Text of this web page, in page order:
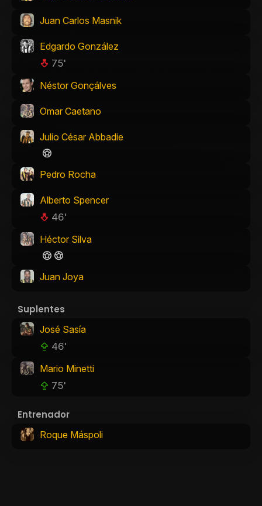
Juan Carlos Masnik
Edgardo González
75'
Néstor Gonçálves
Omar Caetano
Julio César Abbadie
Pedro Rocha
Alberto Spencer
46'
Héctor Silva
Juan Joya
Suplentes
José Sasía
46'
Mario Minetti
75'
Entrenador
Roque Máspoli